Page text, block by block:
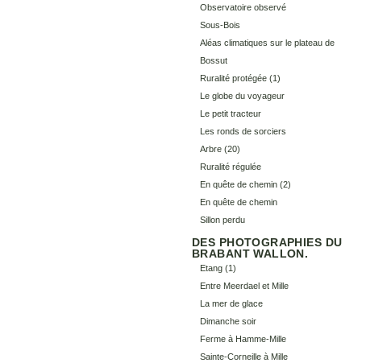
Observatoire observé
Sous-Bois
Aléas climatiques sur le plateau de
Bossut
Ruralité protégée (1)
Le globe du voyageur
Le petit tracteur
Les ronds de sorciers
Arbre (20)
Ruralité régulée
En quête de chemin (2)
En quête de chemin
Sillon perdu
DES PHOTOGRAPHIES DU
BRABANT WALLON.
Etang (1)
Entre Meerdael et Mille
La mer de glace
Dimanche soir
Ferme à Hamme-Mille
Sainte-Corneille à Mille